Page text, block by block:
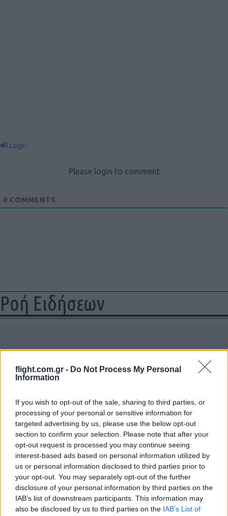
flight.com.gr - Do Not Process My Personal
Information
If you wish to opt-out of the sale, sharing to third parties, or
processing of your personal or sensitive information for
targeted advertising by us, please use the below opt-out
section to confirm your selection. Please note that after your
opt-out request is processed you may continue seeing
interest-based ads based on personal information utilized by
us or personal information disclosed to third parties prior to
your opt-out. You may separately opt-out of the further
disclosure of your personal information by third parties on the
IAB’s list of downstream participants. This information may
also be disclosed by us to third parties on the IAB’s List of
Ροή Ειδήσεων
ΑΠΟΚΛΕΙΣΤΙΚΟ: Πόσα τεθωρακισμένα
Stryker μπορεί να παραχωρηθούν στον
Ελληνικό Στρατό και με τι κόστη
10:01
Αλλαγή στην ηγεσία του ανώτατου
οργάνου ασφαλείας του Ιράν
07:50
Login
Please login to comment
0 COMMENTS